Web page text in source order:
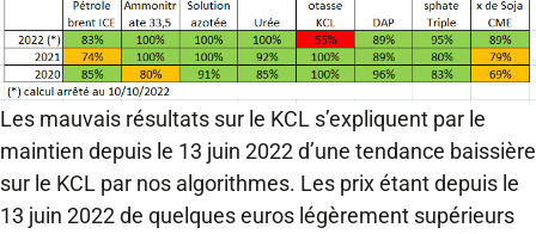
Les mauvais résultats sur le KCL s’expliquent par le
maintien depuis le 13 juin 2022 d’une tendance baissière
sur le KCL par nos algorithmes. Les prix étant depuis le
13 juin 2022 de quelques euros légèrement supérieurs